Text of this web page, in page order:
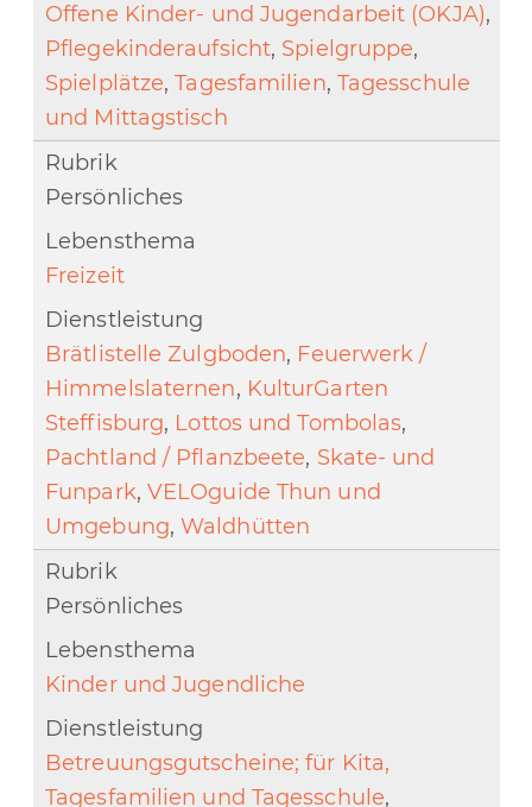
Offene Kinder- und Jugendarbeit (OKJA),
Pflegekinderaufsicht, Spielgruppe,
Spielplätze,Tagesfamilien, Tagesschule
und Mittagstisch
Persönliches
Freizeit
Brätlistelle Zulgboden, Feuerwerk /
Himmelslaternen, KulturGarten
Steffisburg, Lottos und Tombolas,
Pachtland / Pflanzbeete, Skate- und
Funpark, VELOguide Thun und
Umgebung,Waldhütten
Persönliches
Kinder und Jugendliche
Betreuungsgutscheine; für Kita,
Tagesfamilien und Tagesschule,